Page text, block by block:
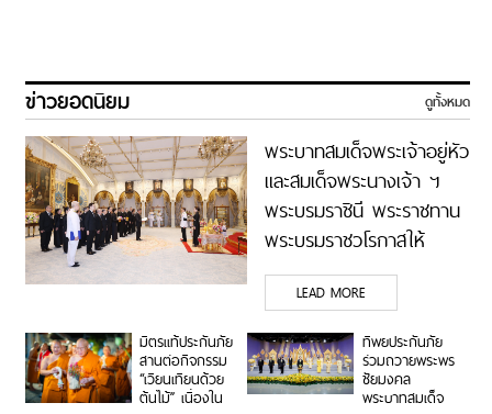
ข่าวยอดนิยม ดูทั้งหมด
พระบาทสมเด็จพระเจ้าอยู่หัว
และสมเด็จพระนางเจ้า ฯ
พระบรมราชินี พระราชทาน
พระบรมราชวโรกาสให้
คณะกรรมการ ธนาคาร
กรุงเทพ จำกัด (มหาชน)
เฝ้าทูลละอองธุลีพระบาท
ถวายพระพรชัยมงคล
LEAD MORE
มิตรแท้ประกันภัย
สานต่อกิจกรรม
“เวียนเทียนด้วย
ต้นไม้” เนื่องใน
ทิพยประกันภัย
ร่วมถวายพระพร
ชัยมงคล
พระบาทสมเด็จ